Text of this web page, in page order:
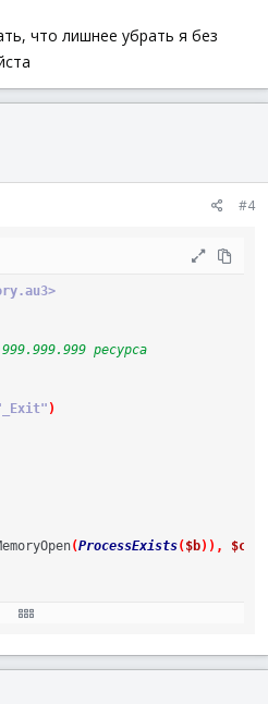
что лишнее убрать я без
#4
ресурса
)
(ProcessExists( $b) ) , $c